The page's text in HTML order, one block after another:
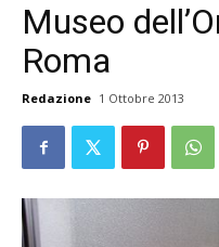
Museo
Roma
Redazione 1 Ottobre 2013